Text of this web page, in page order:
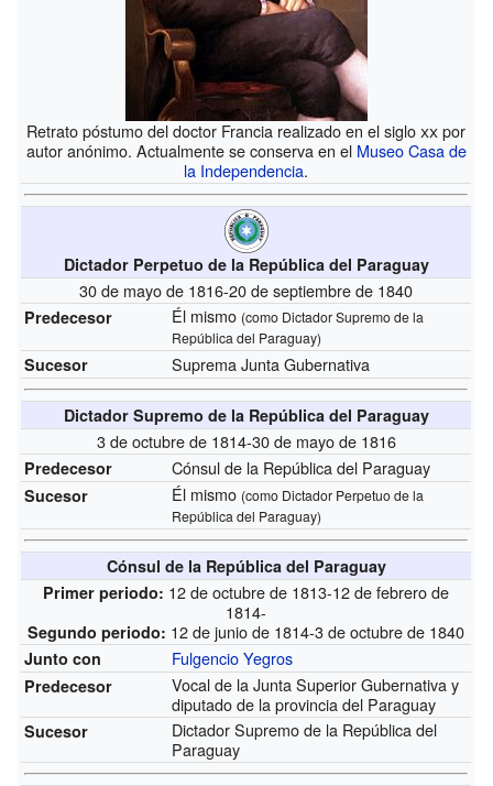
Retrato póstumo del doctor Francia realizado en el sigloxxpor
autor anónimo. Actualmente se conserva en el Museo Casa de
la Independencia.
Dictador Perpetuo de la República del Paraguay
30 de mayo de 1816-20 de septiembre de 1840
Predecesor Él mismo (como Dictador Supremo de la
República del Paraguay)
Sucesor Suprema Junta Gubernativa
Dictador Supremo de la República del Paraguay
3 de octubre de 1814-30 de mayo de 1816
Predecesor Cónsul de la República del Paraguay
Sucesor Él mismo (como Dictador Perpetuo de la
República del Paraguay)
Cónsul de la República del Paraguay
Primer periodo: 12 de octubre de 1813-12 de febrero de
1814-
Segundo periodo: 12 de junio de 1814-3 de octubre de 1840
Junto con Fulgencio Yegros
Predecesor
Vocal de la Junta Superior Gubernativa y
diputado de la provincia del Paraguay
Sucesor
Dictador Supremo de la República del
Paraguay